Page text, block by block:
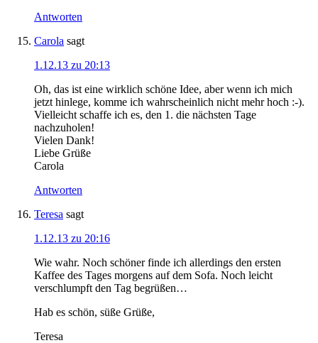
Antworten
Carola sagt
1.12.13 zu 20:13
Oh, das ist eine wirklich schöne Idee, aber wenn ich mich
jetzt hinlege, komme ich wahrscheinlich nicht mehr hoch :-).
Vielleicht schaffe ich es, den 1. die nächsten Tage
nachzuholen!
Vielen Dank!
Liebe Grüße
Carola
Antworten
Teresa sagt
1.12.13 zu 20:16
Wie wahr. Noch schöner finde ich allerdings den ersten
Kaffee des Tages morgens auf dem Sofa. Noch leicht
verschlumpft den Tag begrüßen…
Hab es schön, süße Grüße,
Teresa